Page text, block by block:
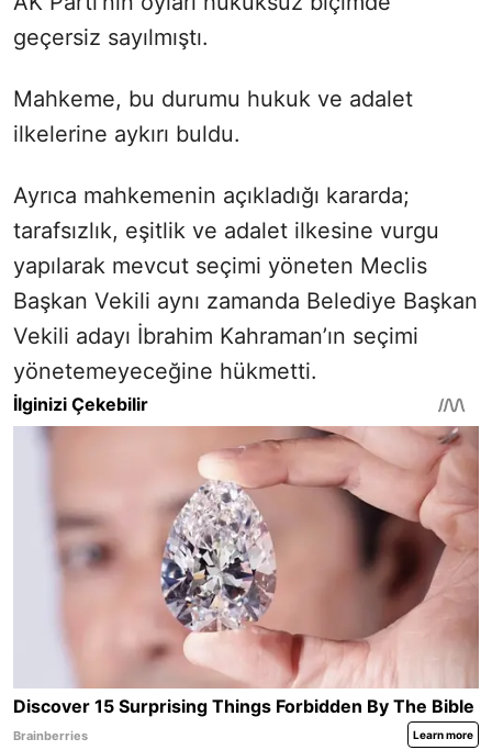
geçersiz sayılmıştı.
Mahkeme, bu durumu hukuk ve adalet
ilkelerine aykırı buldu.
Ayrıca mahkemenin açıkladığı kararda;
tarafsızlık, eşitlik ve adalet ilkesine vurgu
yapılarak mevcut seçimi yöneten Meclis
Başkan Vekili aynı zamanda Belediye Başkan
Vekili adayı İbrahim Kahraman’ın seçimi
yönetemeyeceğine hükmetti.